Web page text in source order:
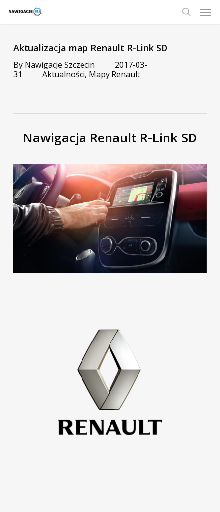
main search
Aktualizacja map Renault R-Link SD
By Nawigacje Szczecin
2017-03-
31
Aktualności, Mapy Renault
Nawigacja Renault R-Link SD